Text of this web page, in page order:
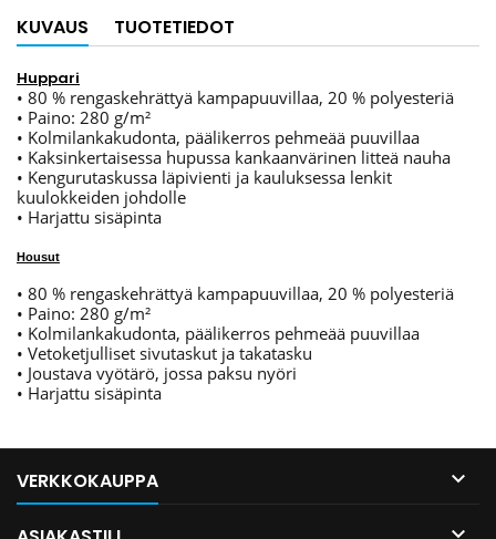
KUVAUS TUOTETIEDOT
Huppari
• 80 % rengaskehrättyä kampapuuvillaa, 20 % polyesteriä
• Paino: 280 g/m²
• Kolmilankakudonta, päälikerros pehmeää puuvillaa
• Kaksinkertaisessa hupussa kankaanvärinen litteä nauha
• Kengurutaskussa läpivienti ja kauluksessa lenkit
kuulokkeiden johdolle
• Harjattu sisäpinta
Housut
• 80 % rengaskehrättyä kampapuuvillaa, 20 % polyesteriä
• Paino: 280 g/m²
• Kolmilankakudonta, päälikerros pehmeää puuvillaa
• Vetoketjulliset sivutaskut ja takatasku
• Joustava vyötärö, jossa paksu nyöri
• Harjattu sisäpinta
VERKKOKAUPPA 